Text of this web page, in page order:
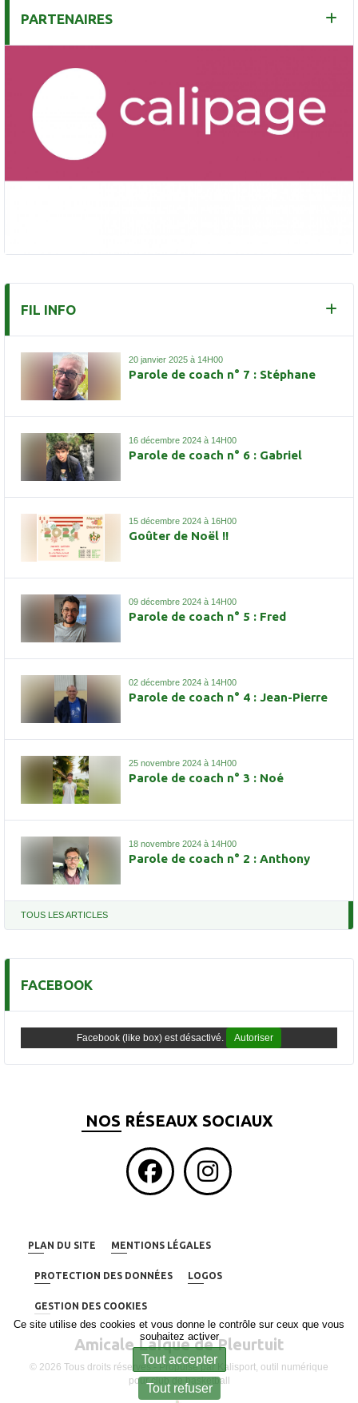
PARTENAIRES
FIL INFO
20 janvier 2025 à 14H00
Parole de coach n° 7 : Stéphane
16 décembre 2024 à 14H00
Parole de coach n° 6 : Gabriel
15 décembre 2024 à 16H00
Goûter de Noël !!
09 décembre 2024 à 14H00
Parole de coach n° 5 : Fred
02 décembre 2024 à 14H00
Parole de coach n° 4 : Jean-Pierre
25 novembre 2024 à 14H00
Parole de coach n° 3 : Noé
18 novembre 2024 à 14H00
Parole de coach n° 2 : Anthony
TOUS LES ARTICLES
FACEBOOK
Facebook (like box) est désactivé. Autoriser
NOS RÉSEAUX SOCIAUX
PLAN DU SITE MENTIONS LÉGALES
PROTECTION DES DONNÉES LOGOS
GESTION DES COOKIES
Amicale LaÏque de Pleurtuit
© 2026 Tous droits réservés - Propulsé par
Kalisport, outil numérique
pour club de basketball
Ce site utilise des cookies et vous donne le contrôle sur ceux que vous
souhaitez activer
Tout accepter
Tout refuser